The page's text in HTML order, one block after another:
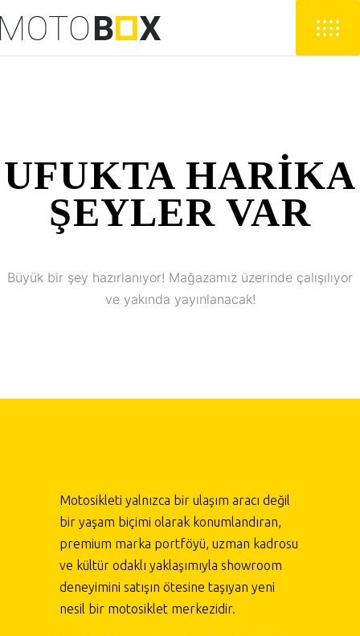
UFUKTA HARIKA
ŞEYLER VAR
Büyük bir şey hazırlanıyor! Mağazamız üzerinde çalışılıyor
ve yakında yayınlanacak!
Motosikleti yalnızca bir ulaşım aracı değil
bir yaşam biçimi olarak konumlandıran,
premium marka portföyü, uzman kadrosu
ve kültür odaklı yaklaşımıyla showroom
deneyimini satışın ötesine taşıyan yeni
nesil bir motosiklet merkezidir.